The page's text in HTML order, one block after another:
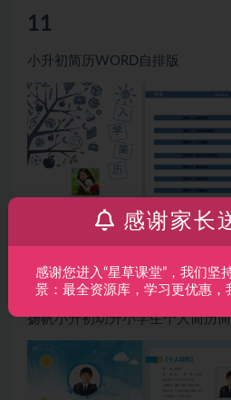
11
小升初简历WORD自排版
12
扬帆小升初幼升小学生个人简历
感谢家长
感谢您进入“星草课堂”，我们坚
景：最全资源库，学习更优惠，